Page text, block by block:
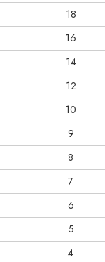
18
16
14
12
10
9
8
7
6
5
4